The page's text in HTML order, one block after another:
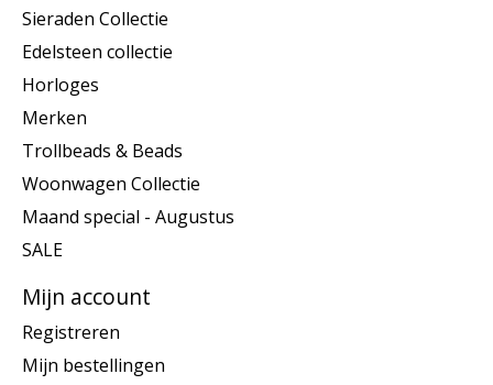
Sieraden Collectie
Edelsteen collectie
Horloges
Merken
Trollbeads & Beads
Woonwagen Collectie
Maand special - Augustus
SALE
Mijn account
Registreren
Mijn bestellingen